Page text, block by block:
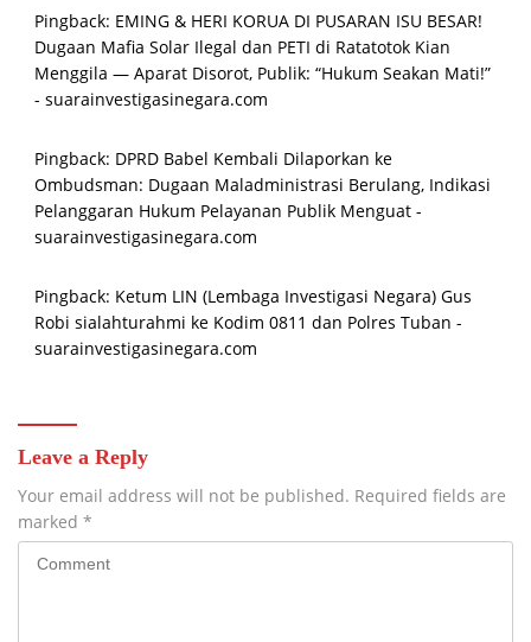
Pingback: EMING & HERI KORUA DI PUSARAN ISU BESAR!
Dugaan Mafia Solar Ilegal dan PETI di Ratatotok Kian
Menggila — Aparat Disorot, Publik: “Hukum Seakan Mati!”
- suarainvestigasinegara.com
Pingback: DPRD Babel Kembali Dilaporkan ke
Ombudsman: Dugaan Maladministrasi Berulang, Indikasi
Pelanggaran Hukum Pelayanan Publik Menguat -
suarainvestigasinegara.com
Pingback: Ketum LIN (Lembaga Investigasi Negara) Gus
Robi sialahturahmi ke Kodim 0811 dan Polres Tuban -
suarainvestigasinegara.com
Leave a Reply
Your email address will not be published. Required fields are
marked *